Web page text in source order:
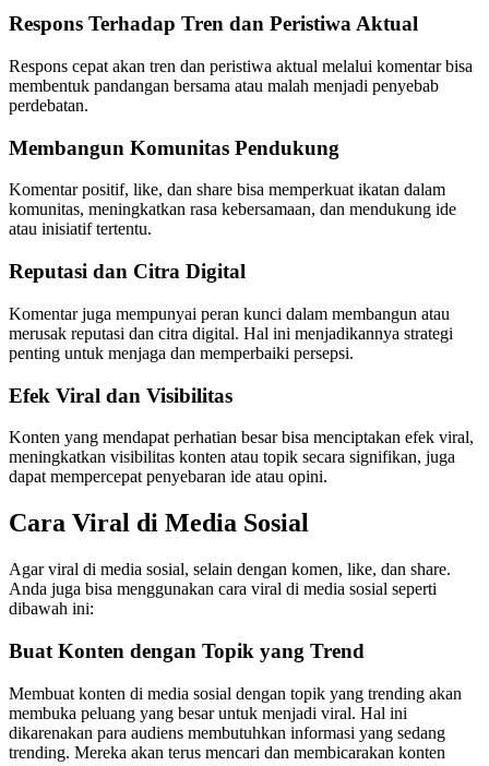
Respons Terhadap Tren dan Peristiwa Aktual
Respons cepat akan tren dan peristiwa aktual melalui komentar bisa
membentuk pandangan bersama atau malah menjadi penyebab
perdebatan.
Membangun Komunitas Pendukung
Komentar positif, like, dan share bisa memperkuat ikatan dalam
komunitas, meningkatkan rasa kebersamaan, dan mendukung ide
atau inisiatif tertentu.
Reputasi dan Citra Digital
Komentar juga mempunyai peran kunci dalam membangun atau
merusak reputasi dan citra digital. Hal ini menjadikannya strategi
penting untuk menjaga dan memperbaiki persepsi.
Efek Viral dan Visibilitas
Konten yang mendapat perhatian besar bisa menciptakan efek viral,
meningkatkan visibilitas konten atau topik secara signifikan, juga
dapat mempercepat penyebaran ide atau opini.
Cara Viral di Media Sosial
Agar viral di media sosial, selain dengan komen, like, dan share.
Anda juga bisa menggunakan cara viral di media sosial seperti
dibawah ini:
Buat Konten dengan Topik yang Trend
Membuat konten di media sosial dengan topik yang trending akan
membuka peluang yang besar untuk menjadi viral. Hal ini
dikarenakan para audiens membutuhkan informasi yang sedang
trending. Mereka akan terus mencari dan membicarakan konten